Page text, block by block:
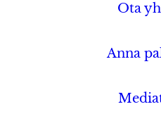
Ota
Anna